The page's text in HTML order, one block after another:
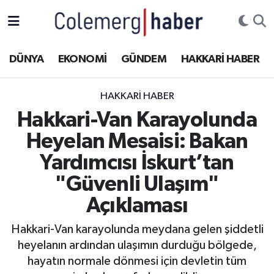
DÜNYA EKONOMİ GÜNDEM HAKKARİ HABER
HAKKARI HABER
Hakkari-Van Karayolunda
Heyelan Mesaisi: Bakan
Yardımcısı İskurt’tan
"Güvenli Ulaşım"
Açıklaması
Hakkari-Van karayolunda meydana gelen şiddetli
heyelanın ardından ulaşımın durduğu bölgede,
hayatın normale dönmesi için devletin tüm
ASAYİŞ
DOĞA
DÜNYA
EKONOMİ
GÜNDEM
Hakkâri Hava Durumu
Hakkari Namaz Vakitleri
Hakkâri Trafik Yoğunluk Haritası
Süper Lig Puan Durumu ve Fikstür
Tüm Manşetler
Son Dakika Haberleri
Haber Arşivi